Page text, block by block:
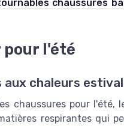
chaussures
l'été
chaleurs
chaussures pour
respirantes qui